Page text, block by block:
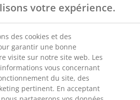
FSC® vernis et acier
hydraulique facile à utiliser.
votre expérience.
des cookies et des
garantir une bonne
visite sur notre site web. Les
vous concernant
du site, des
pertinent. En acceptant